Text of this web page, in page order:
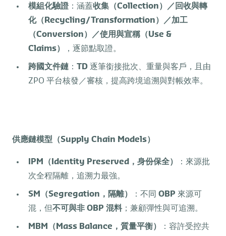
模組化驗證：涵蓋收集（Collection）／回收與轉
化（ Recycling/Transformation）／加工
（Conversion）／使用與宣稱（Use &
Claims） ，逐節點取證。
跨國文件鏈 ： TD 逐筆銜接批次、重量與客戶，且由
ZPO 平台核發／審核，提高跨境追溯與對帳效率。
供應鏈模型（Supply Chain Models）
IPM （ Identity Preserved ，身份保全）
：來源批
次全程隔離，追溯力最強。
SM （Segregation ，隔離） ：不同 OBP 來源可
混，但不可與非 OBP 混料；兼顧彈性與可追溯。
MBM （ Mass Balance ，質量平衡）
：容許受控共